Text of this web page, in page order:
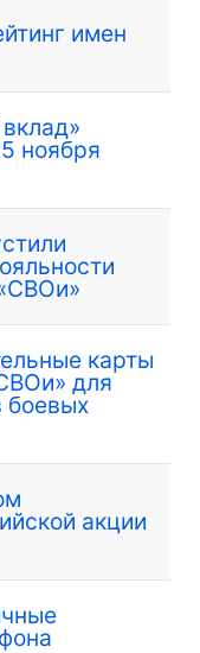
имен
ноября
карты
для
боевых
акции